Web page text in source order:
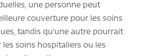
une personne peut
couverture pour les soins
tandis qu'une autre pourrait
soins hospitaliers ou les